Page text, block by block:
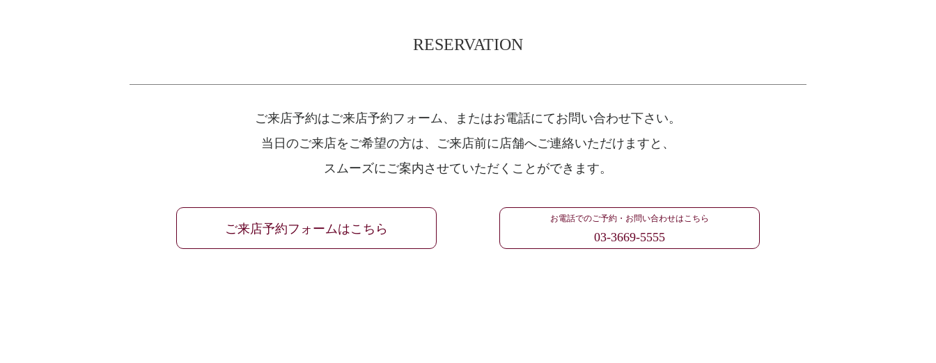
RESERVATION
ご来店予約はご来店予約フォーム、
またはお電話にてお問い合わせ下さい。
当日のご来店をご希望の方は、 ご来店前に店舗へご連絡いただけますと、
スムーズにご案内させていただくことができます。
ご来店予約フォームはこちら
お電話でのご予約・お問い合わせはこちら
03-3669-5555